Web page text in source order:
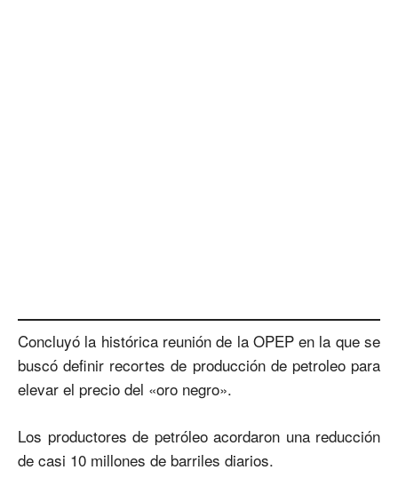
Concluyó la histórica reunión de la OPEP en la que se
buscó definir recortes de producción de petroleo para
elevar el precio del «oro negro».
Los productores de petróleo acordaron una reducción
de casi 10 millones de barriles diarios.